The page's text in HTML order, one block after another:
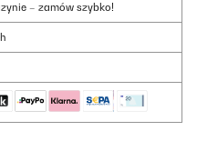
– zamów szybko!